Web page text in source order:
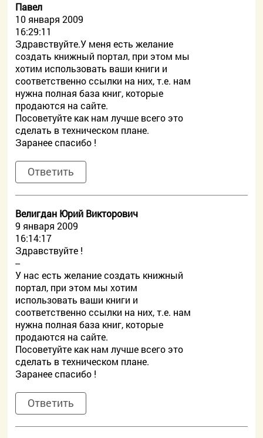
Павел
10 января 2009
16:29:11
Здравствуйте.У меня есть желание
создать книжный портал, при этом мы
хотим использовать ваши книги и
соответственно ссылки на них, т.е. нам
нужна полная база книг, которые
продаются на сайте.
Посоветуйте как нам лучше всего это
сделать в техническом плане.
Заранее спасибо !
Ответить
Велигдан Юрий Викторович
9 января 2009
16:14:17
Здравствуйте !
--
У нас есть желание создать книжный
портал, при этом мы хотим
использовать ваши книги и
соответственно ссылки на них, т.е. нам
нужна полная база книг, которые
продаются на сайте.
Посоветуйте как нам лучше всего это
сделать в техническом плане.
Заранее спасибо !
Ответить